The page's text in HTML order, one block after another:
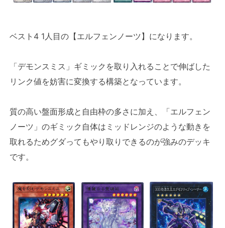
ベスト4 1人目の【エルフェンノーツ】になります。
「デモンスミス」ギミックを取り入れることで伸ばした
リンク値を妨害に変換する構築となっています。
質の高い盤面形成と自由枠の多さに加え、「エルフェン
ノーツ」のギミック自体はミッドレンジのような動きを
取れるためグダってもやり取りできるのが強みのデッキ
です。